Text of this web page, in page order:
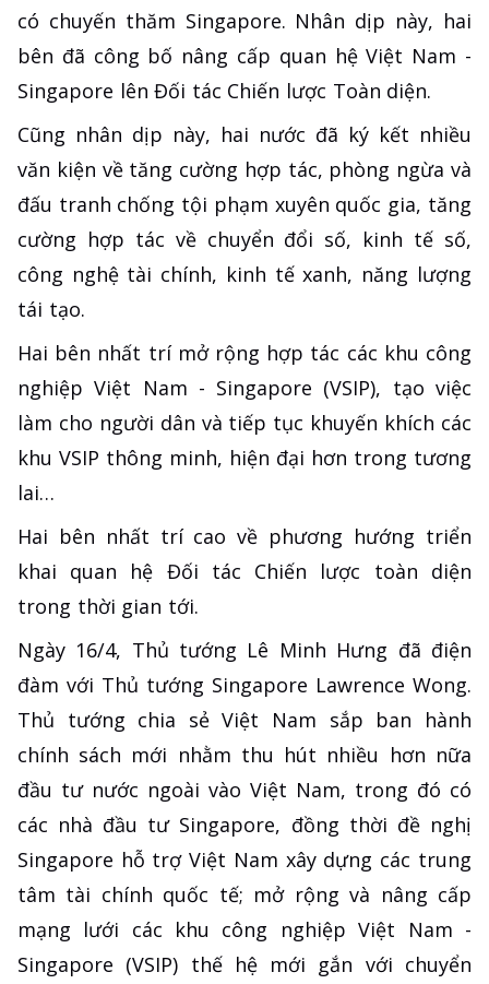
có chuyến thăm Singapore. Nhân dịp này, hai
bên đã công bố nâng cấp quan hệ Việt Nam -
Singapore lên Đối tác Chiến lược Toàn diện.
Cũng nhân dịp này, hai nước đã ký kết nhiều
văn kiện về tăng cường hợp tác, phòng ngừa và
đấu tranh chống tội phạm xuyên quốc gia, tăng
cường hợp tác về chuyển đổi số, kinh tế số,
công nghệ tài chính, kinh tế xanh, năng lượng
tái tạo.
Hai bên nhất trí mở rộng hợp tác các khu công
nghiệp Việt Nam - Singapore (VSIP), tạo việc
làm cho người dân và tiếp tục khuyến khích các
khu VSIP thông minh, hiện đại hơn trong tương
lai…
Hai bên nhất trí cao về phương hướng triển
khai quan hệ Đối tác Chiến lược toàn diện
trong thời gian tới.
Ngày 16/4, Thủ tướng Lê Minh Hưng đã điện
đàm với Thủ tướng Singapore Lawrence Wong.
Thủ tướng chia sẻ Việt Nam sắp ban hành
chính sách mới nhằm thu hút nhiều hơn nữa
đầu tư nước ngoài vào Việt Nam, trong đó có
các nhà đầu tư Singapore, đồng thời đề nghị
Singapore hỗ trợ Việt Nam xây dựng các trung
tâm tài chính quốc tế; mở rộng và nâng cấp
mạng lưới các khu công nghiệp Việt Nam -
Singapore (VSIP) thế hệ mới gắn với chuyển